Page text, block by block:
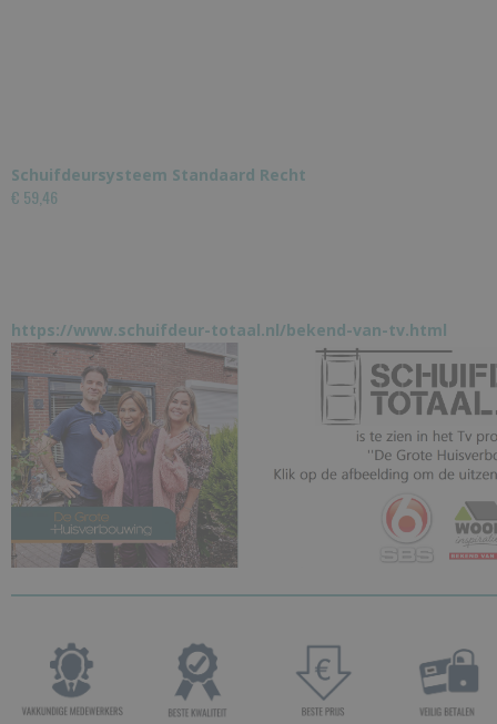
Schuifdeursysteem Standaard Recht
€ 59,46
https://www.schuifdeur-totaal.nl/bekend-van-tv.html